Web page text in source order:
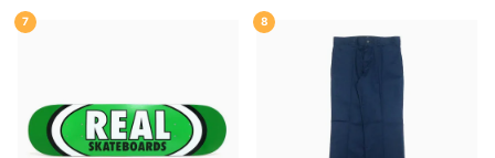
7 8